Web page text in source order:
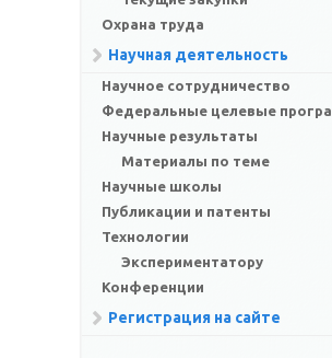
Охрана труда
Научная деятельность
Научное сотрудничество
Федеральные целевые
Научные результаты
Материалы по теме
Научные школы
Публикации и патенты
Технологии
Экспериментатору
Конференции
Регистрация на сайте